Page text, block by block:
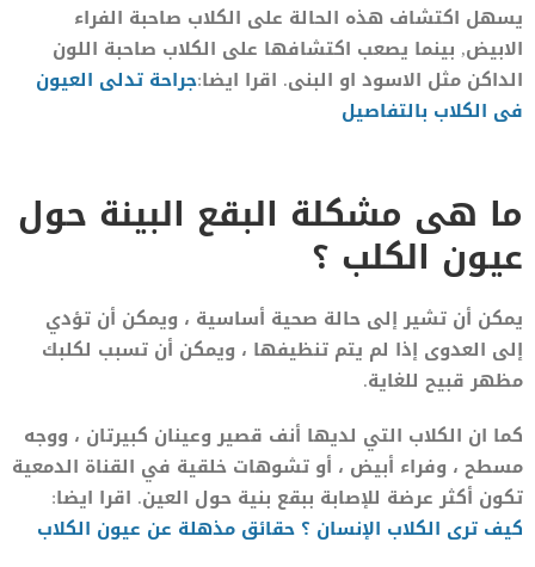
يسهل اكتشاف هذه الحالة على الكلاب صاحبة الفراء
الابيض, بينما يصعب اكتشافها على الكلاب صاحبة اللون
الداكن مثل الاسود او البنى. اقرا ايضا:جراحة تدلى العيون
فى الكلاب بالتفاصيل
ما هى مشكلة البقع البينة حول
عيون الكلب ؟
يمكن أن تشير إلى حالة صحية أساسية ، ويمكن أن تؤدي
إلى العدوى إذا لم يتم تنظيفها ، ويمكن أن تسبب لكلبك
مظهر قبيح للغاية.
كما ان الكلاب التي لديها أنف قصير وعينان كبيرتان ، ووجه
مسطح ، وفراء أبيض ، أو تشوهات خلقية في القناة الدمعية
تكون أكثر عرضة للإصابة ببقع بنية حول العين. اقرا ايضا:
كيف ترى الكلاب الإنسان ؟ حقائق مذهلة عن عيون الكلاب